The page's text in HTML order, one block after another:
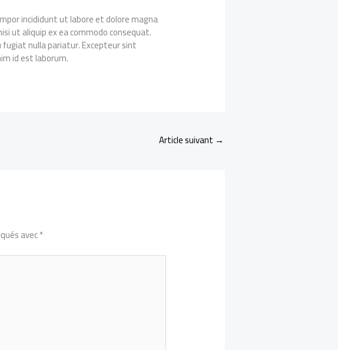
incididunt ut labore et dolore magna
ut aliquip ex ea commodo consequat.
nulla pariatur. Excepteur sint
id est laborum.
Article suivant →
avec*